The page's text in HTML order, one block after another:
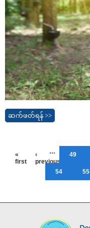
ဆက်ဖတ်ရန် >>
«
first
‹
previous
… 49
54 55